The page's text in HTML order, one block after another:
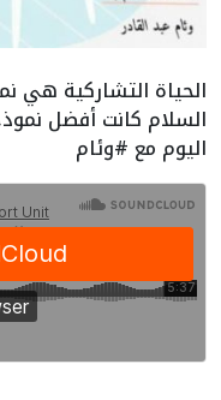
الحياة التشاركية هي
السلام كانت أفضل
اليوم مع #وئام